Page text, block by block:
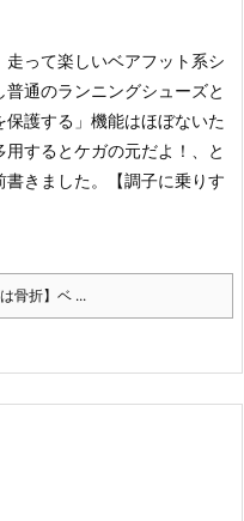
走って楽しいベアフット系シ
普通のランニングシューズと
保護する」機能はほぼないた
用するとケガの元だよ！、と
きました。
【調子に乗りす
骨折】ベ ...